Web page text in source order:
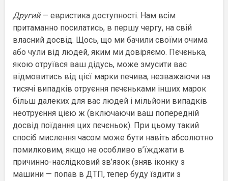
Другий— евристика доступності. Нам всім
притаманно посилатись, в першу чергу, на свій
власний досвід. Щось, що ми бачили своїми очима
або чули від людей, яким ми довіряємо. Пєчєнька,
якою отруївся ваш дідусь, може змусити вас
відмовитись від цієї марки печива, незважаючи на
тисячі випадків отруєння пєчєньками інших марок
більш далеких для вас людей і мільйони випадків
неотруєння цією ж (включаючи ваш попередній
досвід поїдання цих пєчєньок). При цьому такий
спосіб мислення часом може бути навіть абсолютно
помилковим, якщо не особливо в’їжджати в
причинно-наслідковий зв’язок (зняв іконку з
машини — попав в ДТП, тепер буду їздити з